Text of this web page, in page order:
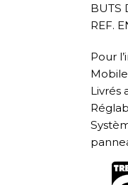
BUTS
REF.
Pour
Livrés